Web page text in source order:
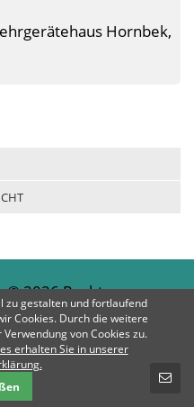
Nachricht - Amt Breitenfelde
Hornbek,
© 2026 Rechte
Mail:info@amt-
04542 / 803-0
zu gestalten und fortlaufend
Cookies. Durch die weitere
von Cookies zu.
erhalten Sie in unserer